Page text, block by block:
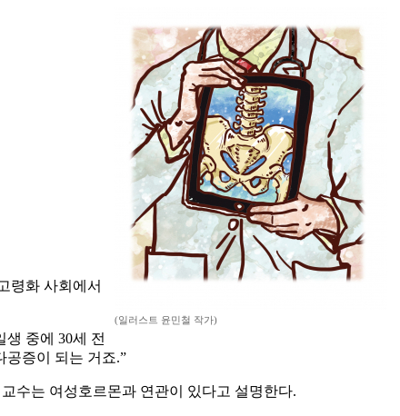
(일러스트 윤민철 작가)
령화 사회에서
중에 30세 전
공증이 되는 거죠.”
수는 여성호르몬과 연관이 있다고 설명한다.